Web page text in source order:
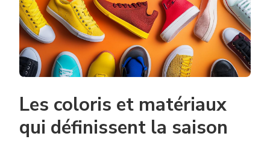
Les coloris et matériaux
qui définissent la saison